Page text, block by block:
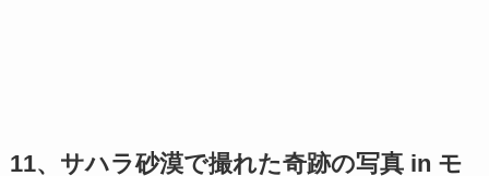
11、サハラ砂漠で撮れた奇跡の写真 in モ